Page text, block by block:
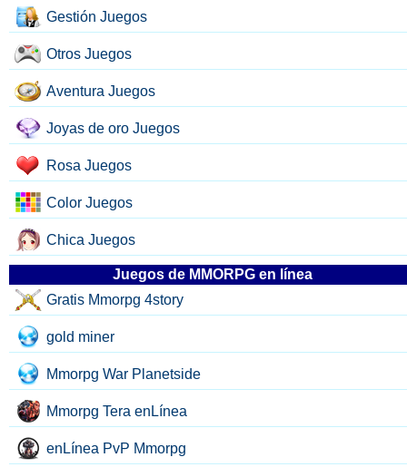
Gestión Juegos
Otros Juegos
Aventura Juegos
Joyas de oro Juegos
Rosa Juegos
Color Juegos
Chica Juegos
Juegos de MMORPG en línea
Gratis Mmorpg 4story
gold miner
Mmorpg War Planetside
Mmorpg Tera enLínea
enLínea PvP Mmorpg